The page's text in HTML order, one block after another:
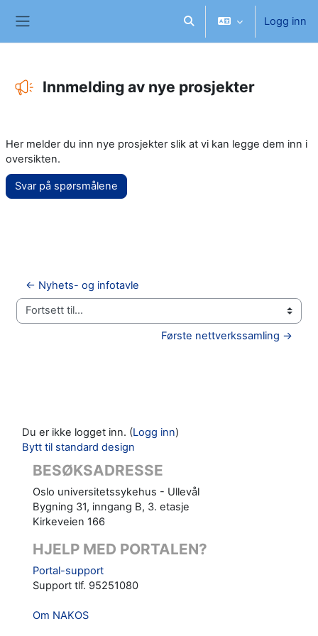
Veksle inndata for søk
Logg inn
Innmelding av nye prosjekter
Her melder du inn nye prosjekter slik at vi kan legge dem inn i
oversikten.
Svar på spørsmålene
← Nyhets- og infotavle
Fortsett til...
Første nettverkssamling →
Du er ikke logget inn. (Logg inn)
Bytt til standard design
BESØKSADRESSE
Oslo universitetssykehus - Ullevål
Bygning 31, inngang B, 3. etasje
Kirkeveien 166
HJELP MED PORTALEN?
Portal-support
Support tlf. 95251080
Om NAKOS